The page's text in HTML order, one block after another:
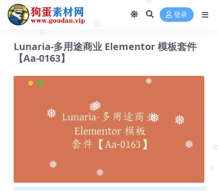
❅
❅
❅
❅ ❅
❅
❅
❅ ❅
❅ ❅
❅ 登录
Lunaria-多用途商业 Elementor 模板套件
【Aa-0163】